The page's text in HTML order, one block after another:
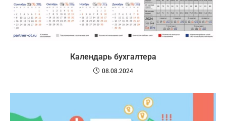
Календарь бухгалтера
08.08.2024